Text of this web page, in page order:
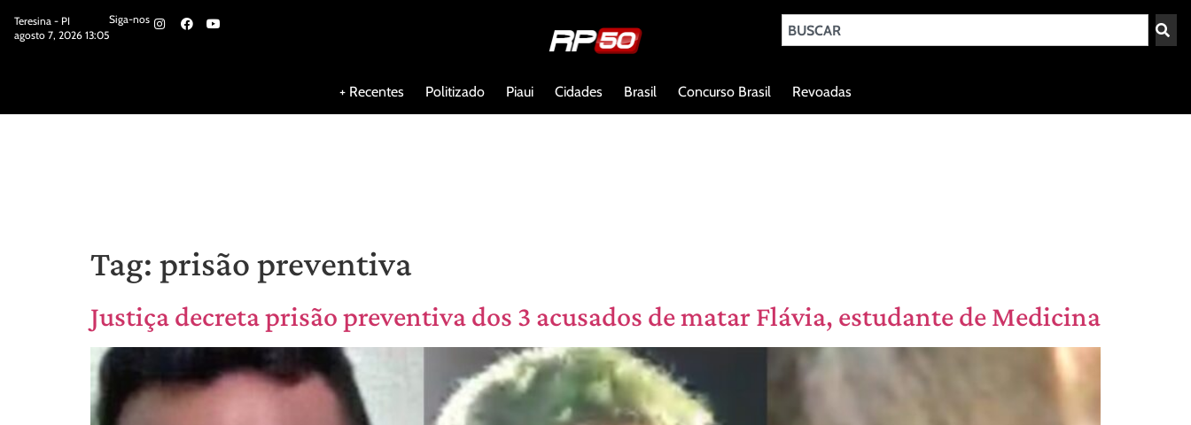
Teresina - PI
agosto 7, 2026 13:05
Siga-nos
+ Recentes Politizado Piaui Cidades Brasil Concurso Brasil Revoadas
Tag: prisão preventiva
Justiça decreta prisão preventiva dos 3 acusados de matar Flávia, estudante de Medicina